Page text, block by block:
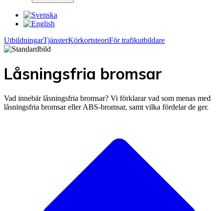
UtbildningarTjänsterKörkortsteoriFör trafikutbildare
Låsningsfria bromsar
Vad innebär låsningsfria bromsar? Vi förklarar vad som menas med
låsningsfria bromsar eller ABS-bromsar, samt vilka fördelar de ger.